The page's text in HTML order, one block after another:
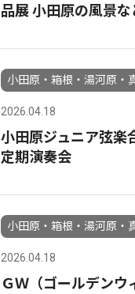
品展 小田原の風景な
小田原・箱根・湯河原・
2026.04.18
小田原ジュニア弦楽
定期演奏会
小田原・箱根・湯河原・
2026.04.18
ＧＷ（ゴールデンウ